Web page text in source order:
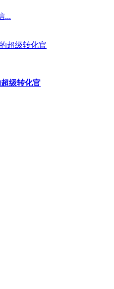
...
级转化官